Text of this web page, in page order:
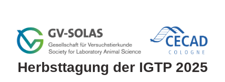
Herbsttagung der IGTP 2025